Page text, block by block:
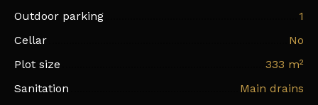
Outdoor parking
1
Cellar
No
Plot size
333 m²
Sanitation
Main drains